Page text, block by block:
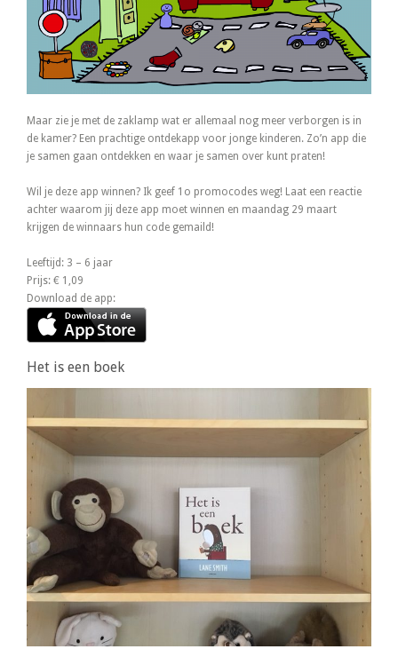
Maar zie je met de zaklamp wat er allemaal nog meer verborgen is in
de kamer? Een prachtige ontdekapp voor jonge kinderen. Zo’n app die
je samen gaan ontdekken en waar je samen over kunt praten!
Wil je deze app winnen? Ik geef 1o promocodes weg! Laat een reactie
achter waarom jij deze app moet winnen en maandag 29 maart
krijgen de winnaars hun code gemaild!
Leeftijd: 3 – 6 jaar
Prijs: € 1,09
Download de app:
Het is een boek